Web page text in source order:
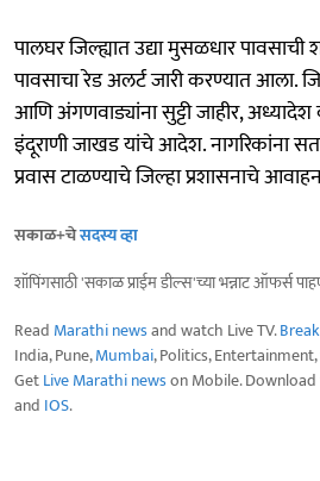
पालघर जिल्ह्यात उद्या मुसळधार पावसाची
पावसाचा रेड अलर्ट जारी करण्यात आला.
आणि अंगणवाड्यांना सुट्टी जाहीर, अध्यादेश
इंदूराणी जाखड यांचे आदेश. नागरिकांना
प्रवास टाळण्याचे जिल्हा प्रशासनाचे
सकाळ+चेसदस्य व्हा
शॉपिंगसाठी 'सकाळ प्राईम डील्स'च्या भन्नाट ऑफर्स
Read Marathi newsand watch Live TV.
India, Pune,Mumbai, Politics,
GetLive Marathi newson Mobile.
and IOS.